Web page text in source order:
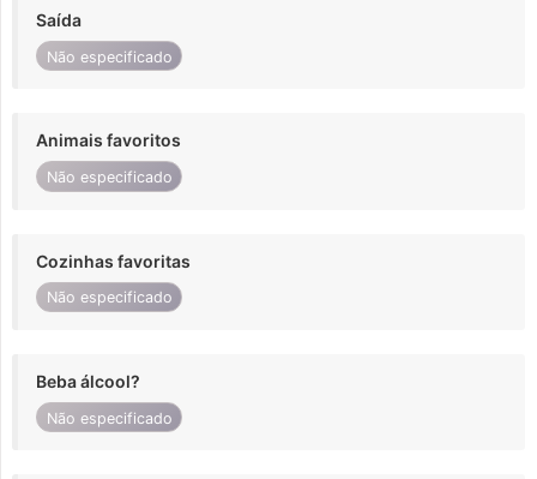
Saída
Não especificado
Animais favoritos
Não especificado
Cozinhas favoritas
Não especificado
Beba álcool?
Não especificado